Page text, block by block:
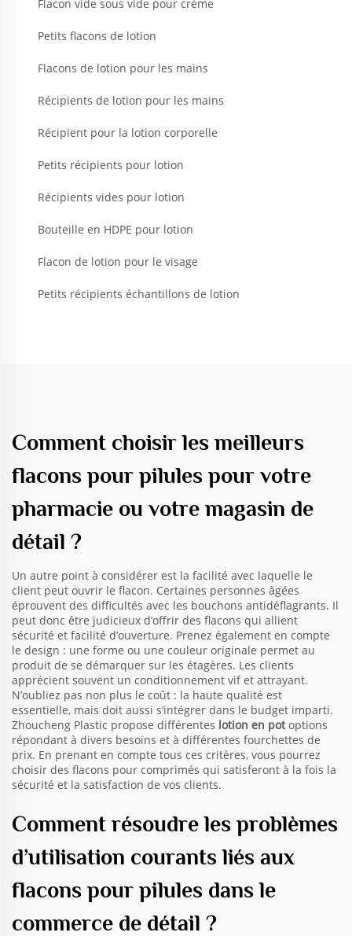
Flacon vide sous vide pour crème
Petits flacons de lotion
Flacons de lotion pour les mains
Récipients de lotion pour les mains
Récipient pour la lotion corporelle
Petits récipients pour lotion
Récipients vides pour lotion
Bouteille en HDPE pour lotion
Flacon de lotion pour le visage
Petits récipients échantillons de lotion
Comment choisir les meilleurs
flacons pour pilules pour votre
pharmacie ou votre magasin de
détail ?
Un autre point à considérer est la facilité avec laquelle le
client peut ouvrir le flacon. Certaines personnes âgées
éprouvent des difficultés avec les bouchons antidéflagrants. Il
peut donc être judicieux d’offrir des flacons qui allient
sécurité et facilité d’ouverture. Prenez également en compte
le design : une forme ou une couleur originale permet au
produit de se démarquer sur les étagères. Les clients
apprécient souvent un conditionnement vif et attrayant.
N’oubliez pas non plus le coût : la haute qualité est
essentielle, mais doit aussi s’intégrer dans le budget imparti.
Zhoucheng Plastic propose différentes lotion en potoptions
répondant à divers besoins et à différentes fourchettes de
prix. En prenant en compte tous ces critères, vous pourrez
choisir des flacons pour comprimés qui satisferont à la fois la
sécurité et la satisfaction de vos clients.
Comment résoudre les problèmes
d’utilisation courants liés aux
flacons pour pilules dans le
commerce de détail ?